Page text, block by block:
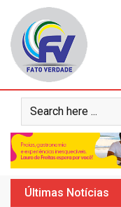
content
Últimas Notícias